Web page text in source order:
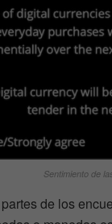
Sentimiento de
de los